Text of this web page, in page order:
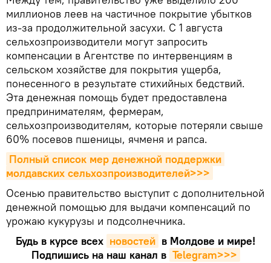
миллионов леев на частичное покрытие убытков
из-за продолжительной засухи. С 1 августа
сельхозпроизводители могут запросить
компенсации в Агентстве по интервенциям в
сельском хозяйстве для покрытия ущерба,
понесенного в результате стихийных бедствий.
Эта денежная помощь будет предоставлена
предпринимателям, фермерам,
сельхозпроизводителям, которые потеряли свыше
60% посевов пшеницы, ячменя и рапса.
Полный список мер денежной поддержки
молдавских сельхозпроизводителей>>>
Осенью правительство выступит с дополнительной
денежной помощью для выдачи компенсаций по
урожаю кукурузы и подсолнечника.
Будь в курсе всех новостей в Молдове и мире!
Подпишись на наш канал в Telegram>>>